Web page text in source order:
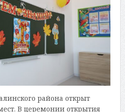
района открыт
В церемонии открытия